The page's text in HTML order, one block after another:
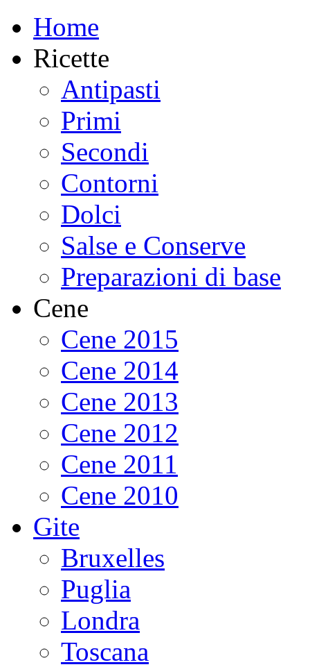
Home
Ricette
Antipasti
Primi
Secondi
Contorni
Dolci
Salse e Conserve
Preparazioni di base
Cene
Cene 2015
Cene 2014
Cene 2013
Cene 2012
Cene 2011
Cene 2010
Gite
Bruxelles
Puglia
Londra
Toscana